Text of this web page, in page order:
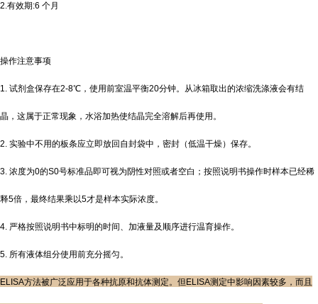
2.有效期:6 个月
操作注意事项
1. 试剂盒保存在2-8℃，使用前室温平衡20分钟。从冰箱取出的浓缩洗涤液会有结
晶，这属于正常现象，水浴加热使结晶完全溶解后再使用。
2. 实验中不用的板条应立即放回自封袋中，密封（低温干燥）保存。
3. 浓度为0的S0号标准品即可视为阴性对照或者空白；按照说明书操作时样本已经稀
释5倍，最终结果乘以5才是样本实际浓度。
4. 严格按照说明书中标明的时间、加液量及顺序进行温育操作。
5. 所有液体组分使用前充分摇匀。
ELISA方法被广泛应用于各种抗原和抗体测定。但ELISA测定中影响因素较多，而且